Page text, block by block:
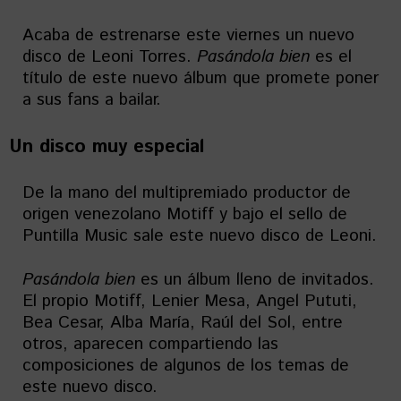
Acaba de estrenarse este viernes un nuevo
disco de Leoni Torres. Pasándola bien es el
título de este nuevo álbum que promete poner
a sus fans a bailar.
Un disco muy especial
De la mano del multipremiado productor de
origen venezolano Motiff y bajo el sello de
Puntilla Music sale este nuevo disco de Leoni.
Pasándola bien es un álbum lleno de invitados.
El propio Motiff, Lenier Mesa, Angel Pututi,
Bea Cesar, Alba María, Raúl del Sol, entre
otros, aparecen compartiendo las
composiciones de algunos de los temas de
este nuevo disco.